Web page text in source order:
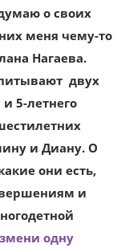
о своих
меня чему-то
Нагаева.
двух
5-летнего
и Диану. О
они есть,
и
одну